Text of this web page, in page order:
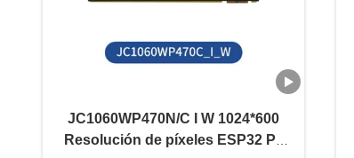
JC1060WP470N/C I W 1024*600
Resolución de píxeles ESP32 P4